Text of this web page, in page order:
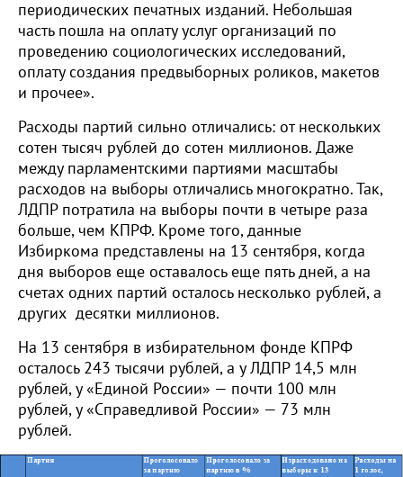
периодических печатных изданий. Небольшая
часть пошла на оплату услуг организаций по
проведению социологических исследований,
оплату создания предвыборных роликов, макетов
и прочее».
Расходы партий сильно отличались: от нескольких
сотен тысяч рублей до сотен миллионов. Даже
между парламентскими партиями масштабы
расходов на выборы отличались многократно. Так,
ЛДПР потратила на выборы почти в четыре раза
больше, чем КПРФ. Кроме того, данные
Избиркома представлены на 13 сентября, когда
дня выборов еще оставалось еще пять дней, а на
счетах одних партий осталось несколько рублей, а
других десятки миллионов.
На 13 сентября в избирательном фонде КПРФ
осталось 243 тысячи рублей, а у ЛДПР 14,5 млн
рублей, у «Единой России» — почти 100 млн
рублей, у «Справедливой России» — 73 млн
рублей.